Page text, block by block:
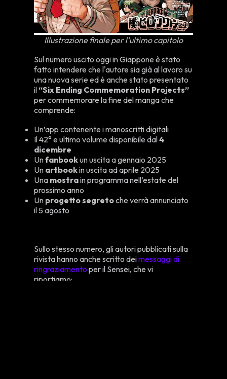
Illustrazione finale per l'ultimo capitolo
Sul numero uscito oggi in Giappone è stato
fatto intendere che l'autore sia già al lavoro su
una nuova serie ed è anche stato presentato
il “Six Ending Commemoration Projects”
per commemorare la fine del manga che
comprende:
Un’app contenente i manoscritti digitali
Il 42° e ultimo volume disponibile dal4
dicembre
Unfanbookun uscita a gennaio 2025
Un artbookin uscita ad aprile 2025
Una mostrain programma nell’estate del
prossimo anno
Un progetto segretoche verrà annunciato
il 5 agosto
Sullo stesso numero, gli autori pubblicati sulla
rivista hanno anche scritto deimessaggi di
ringraziamento per il Sensei, che vi
riportiamo: